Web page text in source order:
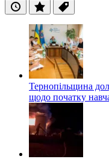
ОстанніПопулярні
Теги
Тернопільщина
щодо початку